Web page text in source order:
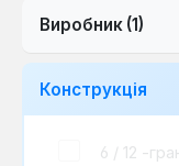
Виробник (1)
Конструкція
6 / 12 -